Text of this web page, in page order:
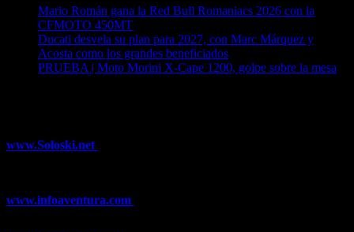
Mario Román gana la Red Bull Romaniacs 2026 con la
CFMOTO 450MT
Ducati desvela su plan para 2027, con Marc Márquez y
Acosta como los grandes beneficiados
PRUEBA | Moto Morini X-Cape 1200, golpe sobre la mesa
www.Soloski.net
www.infoaventura.com